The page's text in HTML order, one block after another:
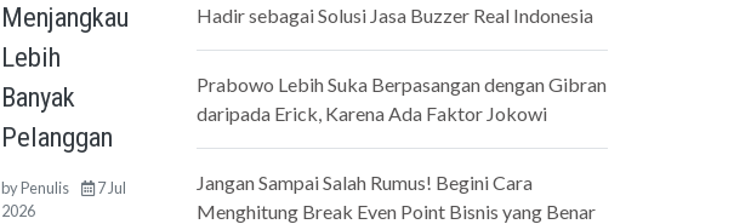
Menjangkau
Lebih
Banyak
Pelanggan
byPenulis
7 Jul
2026
Hadir sebagai Solusi Jasa Buzzer Real Indonesia
Prabowo Lebih Suka Berpasangan dengan Gibran
daripada Erick, Karena Ada Faktor Jokowi
Jangan Sampai Salah Rumus! Begini Cara
Menghitung Break Even Point Bisnis yang Benar